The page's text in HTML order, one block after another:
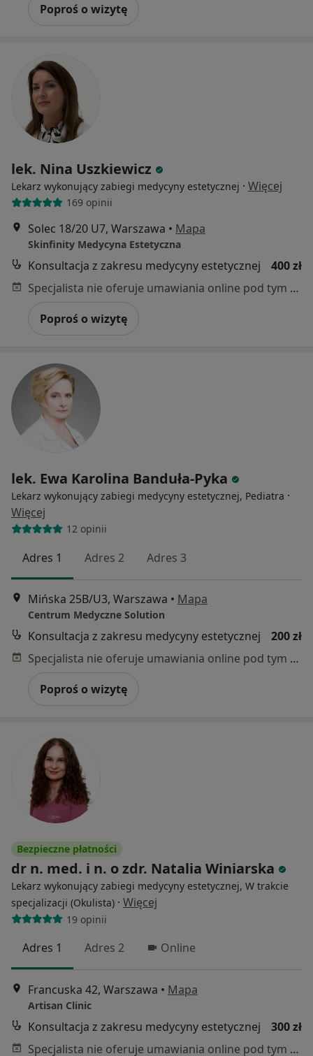
Poproś o wizytę
lek. Nina Uszkiewicz
Lekarz wykonujący zabiegi medycyny estetycznej · Więcej
169 opinii
Solec 18/20 U7, Warszawa • Mapa
Skinfinity Medycyna Estetyczna
Konsultacja z zakresu medycyny estetycznej
400 zł
Specjalista nie oferuje umawiania online pod tym adresem.
Poproś o wizytę
lek. Ewa Karolina Banduła-Pyka
Lekarz wykonujący zabiegi medycyny estetycznej, Pediatra ·
Więcej
12 opinii
Adres 1 Adres 2 Adres 3
Mińska 25B/U3, Warszawa • Mapa
Centrum Medyczne Solution
Konsultacja z zakresu medycyny estetycznej
200 zł
Specjalista nie oferuje umawiania online pod tym adresem.
Poproś o wizytę
Bezpieczne płatności
dr n. med. i n. o zdr. Natalia Winiarska
Lekarz wykonujący zabiegi medycyny estetycznej, W trakcie
specjalizacji (Okulista) · Więcej
19 opinii
Adres 1 Adres 2 Online
Francuska 42, Warszawa • Mapa
Artisan Clinic
Konsultacja z zakresu medycyny estetycznej
300 zł
Specjalista nie oferuje umawiania online pod tym adresem.